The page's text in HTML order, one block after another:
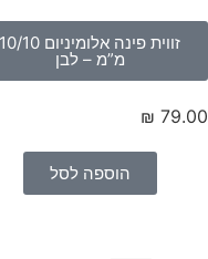
זווית פינה אלומיניום 10/10
מ”מ – לבן
₪
הוספה לסל